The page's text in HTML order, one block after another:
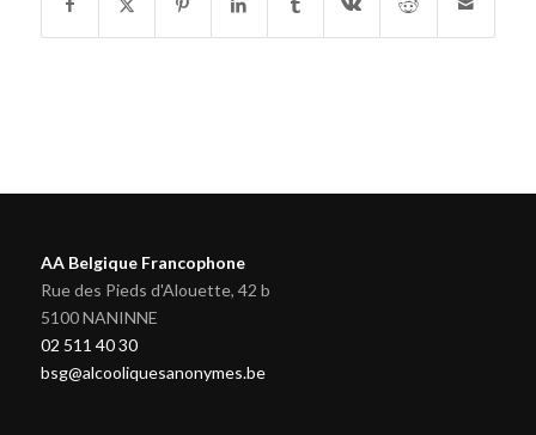
AA Belgique Francophone
Rue des Pieds d'Alouette, 42 b
5100 NANINNE
02 511 40 30
bsg@alcooliquesanonymes.be